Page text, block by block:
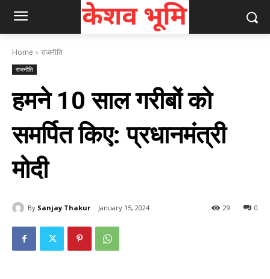
Home राजनीति
राजनीति
हमने 10 साल गरीबों को
समर्पित किए: प्रधानमंत्री
मोदी
By Sanjay Thakur January 15, 2024 0
29